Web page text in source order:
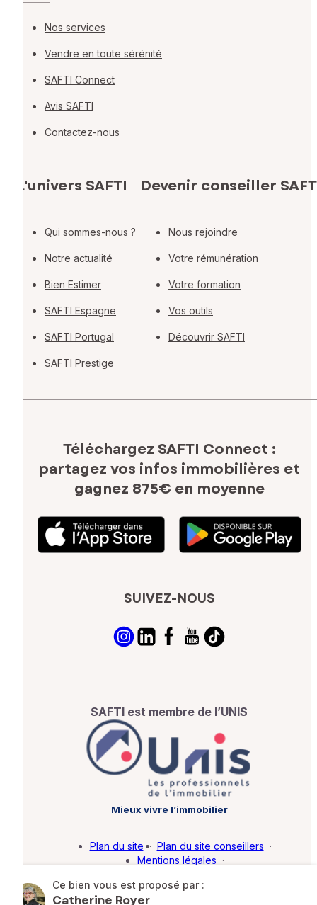
Ce bien vous est proposé par :
Catherine Royer
Nos services
Vendre en toute sérénité
SAFTI Connect
Avis SAFTI
Contactez-nous
L'univers SAFTI
Qui sommes-nous ?
Notre actualité
Bien Estimer
SAFTI Espagne
SAFTI Portugal
SAFTI Prestige
Devenir conseiller
Nous rejoindre
Votre rémunération
Votre formation
Vos outils
Découvrir SAFTI
Téléchargez SAFTI Connect :
partagez vos infos immobilières et
gagnez 875€ en moyenne
SUIVEZ-NOUS
SAFTI est membre de l’UNIS
Mieux vivre l’immobilier
Plan du site · Plan du site conseillers ·
Mentions légales ·
Barème d'honoraires · Paramétrer mes cookies